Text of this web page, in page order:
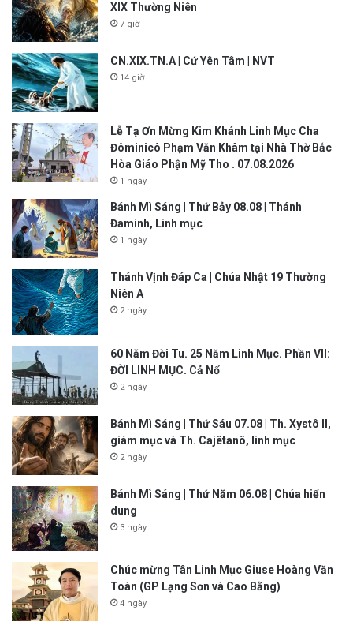
XIX Thường Niên
7 giờ
CN.XIX.TN.A | Cứ Yên Tâm | NVT
14 giờ
Lễ Tạ Ơn Mừng Kim Khánh Linh Mục Cha
Đôminicô Phạm Văn Khâm tại Nhà Thờ Bắc
Hòa Giáo Phận Mỹ Tho . 07.08.2026
1 ngày
Bánh Mì Sáng | Thứ Bảy 08.08 | Thánh
Đaminh, Linh mục
1 ngày
Thánh Vịnh Đáp Ca | Chúa Nhật 19 Thường
Niên A
2 ngày
60 Năm Đời Tu. 25 Năm Linh Mục. Phần VII:
ĐỜI LINH MỤC. Cả Nổ
2 ngày
Bánh Mì Sáng | Thứ Sáu 07.08 | Th. Xystô II,
giám mục và Th. Cajêtanô, linh mục
2 ngày
Bánh Mì Sáng | Thứ Năm 06.08 | Chúa hiển
dung
3 ngày
Chúc mừng Tân Linh Mục Giuse Hoàng Văn
Toàn (GP Lạng Sơn và Cao Bằng)
4 ngày